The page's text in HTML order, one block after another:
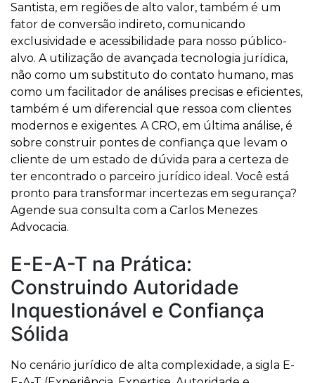
Santista, em regiões de alto valor, também é um
fator de conversão indireto, comunicando
exclusividade e acessibilidade para nosso público-
alvo. A utilização de avançada tecnologia jurídica,
não como um substituto do contato humano, mas
como um facilitador de análises precisas e eficientes,
também é um diferencial que ressoa com clientes
modernos e exigentes. A CRO, em última análise, é
sobre construir pontes de confiança que levam o
cliente de um estado de dúvida para a certeza de
ter encontrado o parceiro jurídico ideal. Você está
pronto para transformar incertezas em segurança?
Agende sua consulta com a Carlos Menezes
Advocacia.
E-E-A-T na Prática:
Construindo Autoridade
Inquestionável e Confiança
Sólida
No cenário jurídico de alta complexidade, a sigla E-